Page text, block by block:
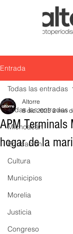
Entrada
Todas las entradas
Michoacán
Educación
Cultura
Municipios
Morelia
Justicia
Congreso
Todas las entradas
APM Terminals
hogar de la
Altorre
8 dic 2025 2 min